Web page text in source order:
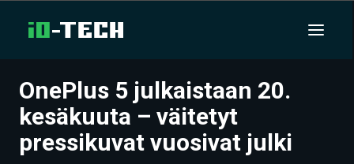
UUTISET
ARTIKKELIT
OnePlus 5 julkaistaan 20.
kesäkuuta – väitetyt
pressikuvat vuosivat julki